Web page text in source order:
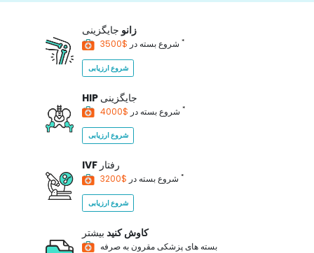
زانو جایگزینی
شروع بسته در *
شروع ارزیابی
HIP جایگزینی
شروع بسته در *
شروع ارزیابی
IVF رفتار
شروع بسته در *
شروع ارزیابی
کاوش کنید بیشتر
بسته های پزشکی مقرون به صرفه